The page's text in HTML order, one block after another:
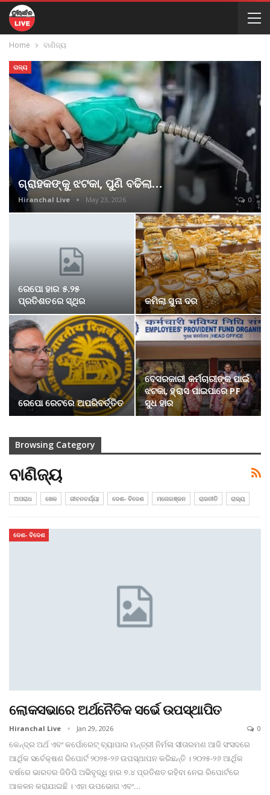
Home ବାଣିଜ୍ୟ
ରାଜ୍ୟ
ଗ୍ରାହକଙ୍କୁ ଝଟକା, ପୁଣି ବଢିଲା…
Hiranchal Live May 23, 2026 0
ରେପୋ ହାର ୫.୨୫
ପ୍ରତିଶତରେ ସ୍ଥିର
କମିଲା ସୁନା ଦର
ରେପୋ ରେଟରେ ଅପରିବର୍ତ୍ତିତ
ବେସରକାରୀ କର୍ମଚାରୀଙ୍କ ପାଇଁ
ଝଟକା, ହ୍ରାସ ପାଇପାରେ PF
ସୁଧ ହାର
Browsing Category
ବାଣିଜ୍ୟ
ଅପରାଧ ଖେଳ ଜୀବନଚର୍ଯ୍ୟା ଦେଶ- ବିଦେଶ ମନୋରଞ୍ଜନ ରାଜନୀତି ରାଜ୍ୟ
ଦେଶ- ବିଦେଶ
ଲୋକସଭାରେ ଅର୍ଥନୈତିକ ସର୍ଭେ ଉପସ୍ଥାପିତ
Hiranchal Live Jan 29, 2026 0
କେନ୍ଦ୍ର ଅର୍ଥ ଏବଂ କର୍ପୋରେଟ୍ ବ୍ୟାପାର ମନ୍ତ୍ରୀ ନିର୍ମଳା ସୀତାରମଣ ଆଜି ସଂସଦରେ
ଆର୍ଥିକ ସର୍ବେକ୍ଷଣ ରିପୋର୍ଟ ୨୦୨୫-୨୬ ଉପସ୍ଥାପନ କରିଛନ୍ତି । ୨୦୨୫-୨୬ ଆର୍ଥିକ
ବର୍ଷରେ ଭାରତର ଜିଡିପି ଅଭିବୃଦ୍ଧି ହାର ୭.୪ ପ୍ରତିଶତ ରହିବା ନେଇ ରିପୋର୍ଟରେ
ଆକଳନ କରାଯାଇଛି । ଏହା ଉପଭୋଗ ଏବଂ…